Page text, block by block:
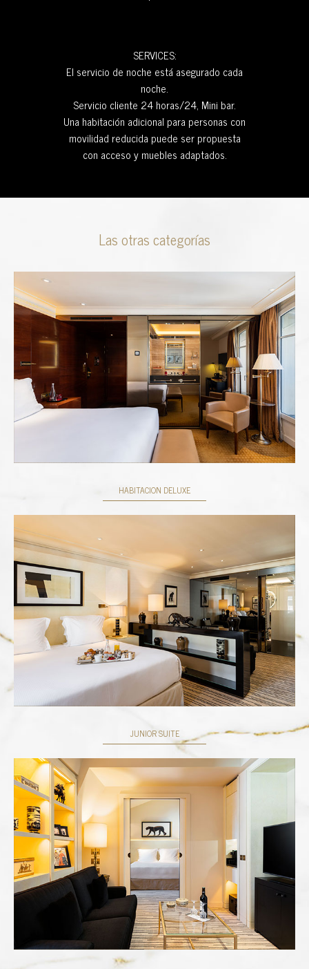
SERVICES:
El servicio de noche está asegurado cada
noche.
Servicio cliente 24 horas/24, Mini bar.
Una habitación adicional para personas con
movilidad reducida puede ser propuesta
con acceso y muebles adaptados.
Las otras categorías
HABITACION DELUXE
JUNIOR SUITE